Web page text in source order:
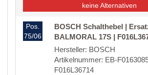
keine Alternativen
Pos.
75/06
BOSCH Schalthebel |
BALMORAL 17S |
Hersteller: BOSCH
Artikelnummer: EB-
F016L36714